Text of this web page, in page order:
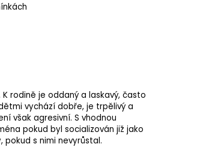
rodině je oddaný a laskavý, často
vychází dobře, je trpělivý a
však agresivní. S vhodnou
pokud byl socializován již jako
s nimi nevyrůstal.